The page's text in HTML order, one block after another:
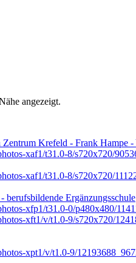
angezeigt.
Ergänzungsschule